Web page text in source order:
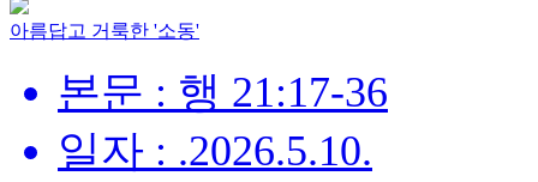
아름답고 거룩한 '소동'
본문 : 행 21:17-36
일자 : .2026.5.10.